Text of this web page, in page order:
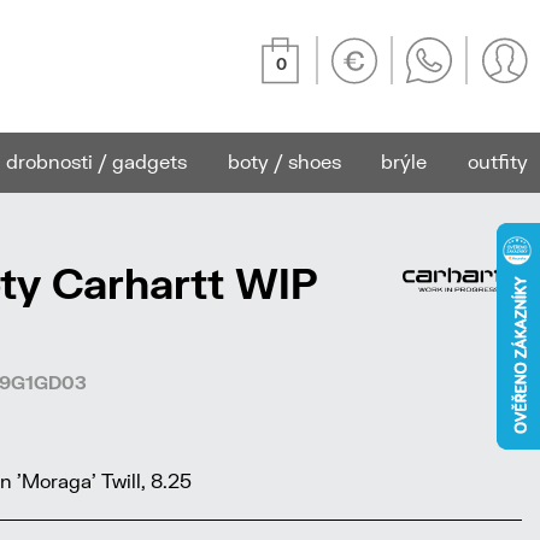
0
drobnosti / gadgets boty / shoes brýle outfity
Carhartt WIP
'Moraga' Twill, 8.25